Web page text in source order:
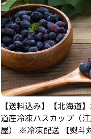
【送料込み】【北海道
道産冷凍ハスカップ（
屋） ※冷凍配送 【熨斗